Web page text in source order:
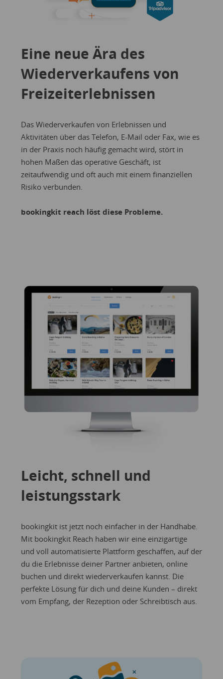
Eine neue Ära des
Wiederverkaufens von
Freizeiterlebnissen
Das Wiederverkaufen von Erlebnissen und
Aktivitäten über das Telefon, E-Mail oder Fax, wie es
in der Praxis noch häufig gemacht wird, stört in
hohen Maßen das operative Geschäft, ist
zeitaufwendig und oft auch mit einem finanziellen
Risiko verbunden.
bookingkit reach löst diese Probleme.
Leicht, schnell und
leistungsstark
bookingkit ist jetzt noch einfacher in der Handhabe.
Mit bookingkit Reach haben wir eine einzigartige
und voll automatisierte Plattform geschaffen, auf der
du die Erlebnisse deiner Partner anbieten, online
buchen und direkt wiederverkaufen kannst. Die
perfekte Lösung für dich und deine Kunden – direkt
vom Empfang, der Rezeption oder Schreibtisch aus.